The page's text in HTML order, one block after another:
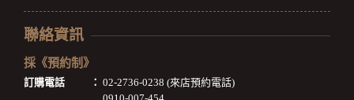
聯絡資訊
採《預約制》
訂購電話 ： 02-2736-0238 (來店預約電話)